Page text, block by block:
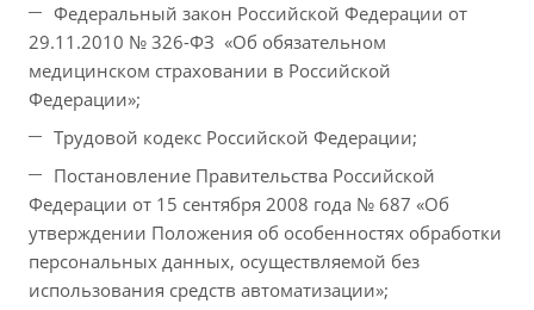
Федеральный закон Российской Федерации от
29.11.2010 № 326-ФЗ «Об обязательном
медицинском страховании в Российской
Федерации»;
Трудовой кодекс Российской Федерации;
Постановление Правительства Российской
Федерации от 15 сентября 2008 года № 687 «Об
утверждении Положения об особенностях обработки
персональных данных, осуществляемой без
использования средств автоматизации»;